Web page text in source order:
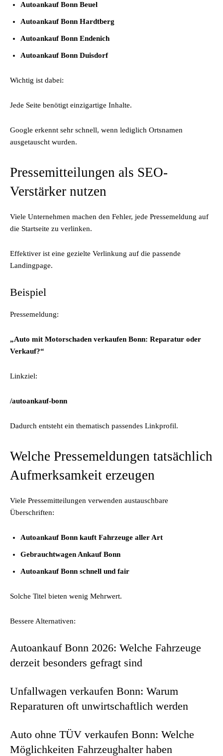
Autoankauf Bonn Beuel
Autoankauf Bonn Hardtberg
Autoankauf Bonn Endenich
Autoankauf Bonn Duisdorf
Wichtig ist dabei:
Jede Seite benötigt einzigartige Inhalte.
Google erkennt sehr schnell, wenn lediglich Ortsnamen
ausgetauscht wurden.
Pressemitteilungen als SEO-
Verstärker nutzen
Viele Unternehmen machen den Fehler, jede Pressemeldung auf
die Startseite zu verlinken.
Effektiver ist eine gezielte Verlinkung auf die passende
Landingpage.
Beispiel
Pressemeldung:
„Auto mit Motorschaden verkaufen Bonn: Reparatur oder
Verkauf?“
Linkziel:
/autoankauf-bonn
Dadurch entsteht ein thematisch passendes Linkprofil.
Welche Pressemeldungen tatsächlich
Aufmerksamkeit erzeugen
Viele Pressemitteilungen verwenden austauschbare
Überschriften:
Autoankauf Bonn kauft Fahrzeuge aller Art
Gebrauchtwagen Ankauf Bonn
Autoankauf Bonn schnell und fair
Solche Titel bieten wenig Mehrwert.
Bessere Alternativen:
Autoankauf Bonn 2026: Welche Fahrzeuge
derzeit besonders gefragt sind
Unfallwagen verkaufen Bonn: Warum
Reparaturen oft unwirtschaftlich werden
Auto ohne TÜV verkaufen Bonn: Welche
Möglichkeiten Fahrzeughalter haben